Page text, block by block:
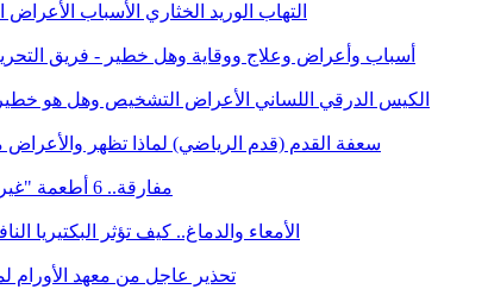
التهاب الوريد الخثاري الأسباب
فرفرية نقص الصفيحات التخثرية (TTP) أسباب وأعراض وعلاج ووقاية وهل خطير - فريق
الكيس الدرقي اللساني الأعراض التشخيص وهل هو
سعفة القدم (قدم الرياضي) لماذا تظهر والأعراض
مفارقة.. 6 أطعمة "غير صحية" تحمل فوائد خفية! -
الأمعاء والدماغ.. كيف تؤثر البكتيريا
تحذير عاجل من معهد